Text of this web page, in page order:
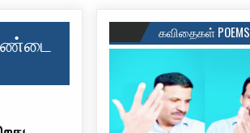
கவிதைகள் POEMS